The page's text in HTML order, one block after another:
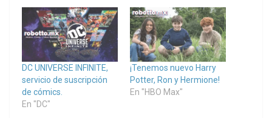
DC UNIVERSE INFINITE,
servicio de suscripción
de cómics.
En "DC"
¡Tenemos nuevo Harry
Potter, Ron y Hermione!
En "HBO Max"